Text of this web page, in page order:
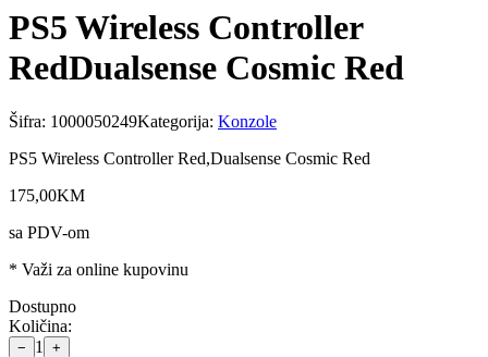
PS5 Wireless Controller
RedDualsense Cosmic Red
Šifra: 1000050249Kategorija: Konzole
PS5 Wireless Controller Red,Dualsense Cosmic Red
175,00KM
sa PDV-om
* Važi za online kupovinu
Dostupno
Količina:
− 1 +